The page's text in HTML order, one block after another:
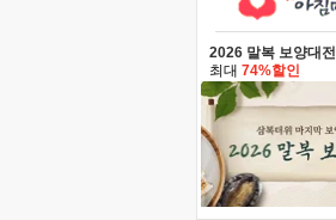
2026 말복 보양대전
최대 74%할인